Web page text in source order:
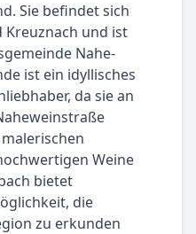
Sie befindet sich
Kreuznach und ist
Nahe-
ist ein idyllisches
da sie an
Weine
bietet
die
zu erkunden